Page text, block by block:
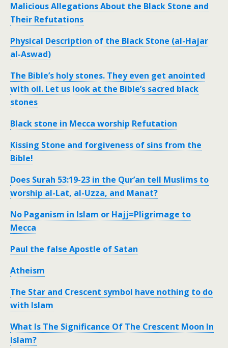
Malicious Allegations About the Black Stone and
Their Refutations
Physical Description of the Black Stone (al-Hajar
al-Aswad)
The Bible’s holy stones. They even get anointed
with oil. Let us look at the Bible’s sacred black
stones
Black stone in Mecca worship Refutation
Kissing Stone and forgiveness of sins from the
Bible!
Does Surah 53:19-23 in the Qur’an tell Muslims to
worship al-Lat, al-Uzza, and Manat?
No Paganism in Islam or Hajj=Pligrimage to
Mecca
Paul the false Apostle of Satan
Atheism
The Star and Crescent symbol have nothing to do
with Islam
What Is The Significance Of The Crescent Moon In
Islam?